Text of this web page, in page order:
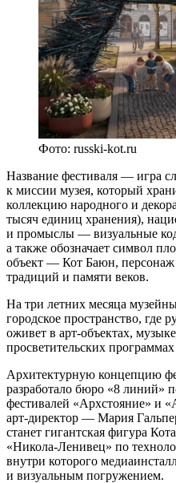
Фото: russki-kot.ru
Название фестиваля — игра
к миссии музея, который
коллекцию народного и
тысяч единиц хранения),
и промыслы — визуальные
а также обозначает символ
объект — Кот Баюн, персонаж
традиций и памяти веков.
На три летних месяца
городское пространство, где
оживет в арт-объектах,
просветительских
Архитектурную концепцию
разработало бюро «8 линий»
фестивалей «Архстояние» и
арт-директор — Мария
станет гигантская фигура
«Никола-Ленивец» по
внутри которого
и визуальным погружением.